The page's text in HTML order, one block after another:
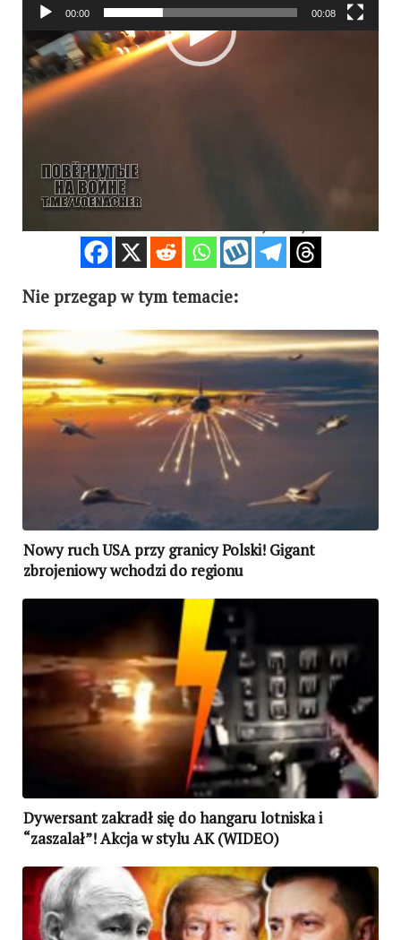
po otwarciu.
Odtwarzacz
video
00:00 00:08
Zobacz także:Wjechali pędem w kill-zonę! Ryk
silników i… cisza, dym nad wrakami (WIDEO)
KAS
< IDŹ POD PRĄD
Nie przegap w tym temacie:
Nowy ruch USA przy granicy Polski! Gigant
zbrojeniowy wchodzi do regionu
Dywersant zakradł się do hangaru lotniska i
“zaszalał”! Akcja w stylu AK (WIDEO)